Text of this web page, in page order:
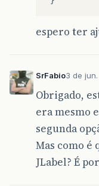
espero ter
SrFabio3 de
Obrigado,
era mesmo
segunda
Mas como é
JLabel? É